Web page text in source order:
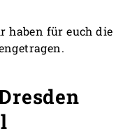
haben für euch die